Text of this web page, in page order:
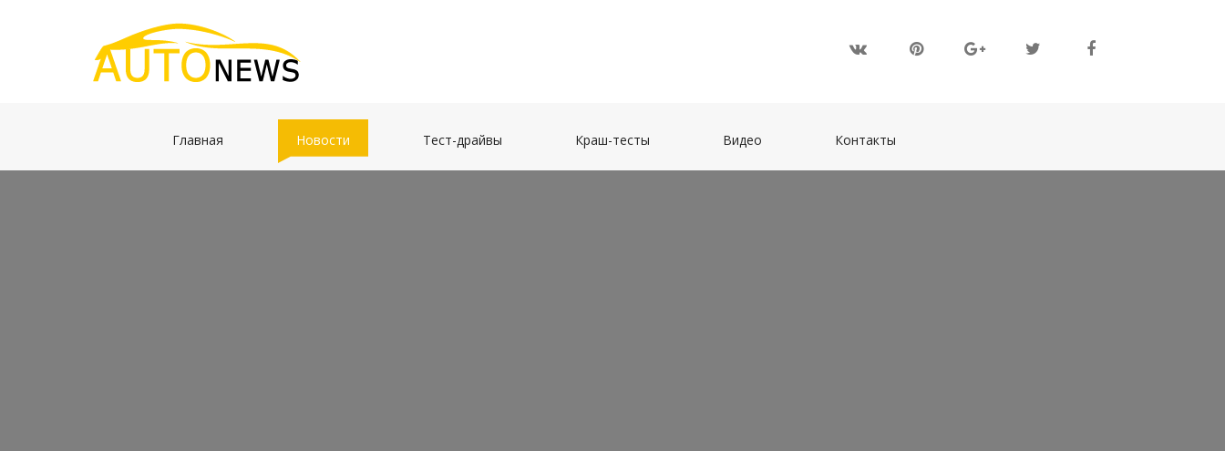
Главная Новости Тест-драйвы Краш-тесты Видео Контакты